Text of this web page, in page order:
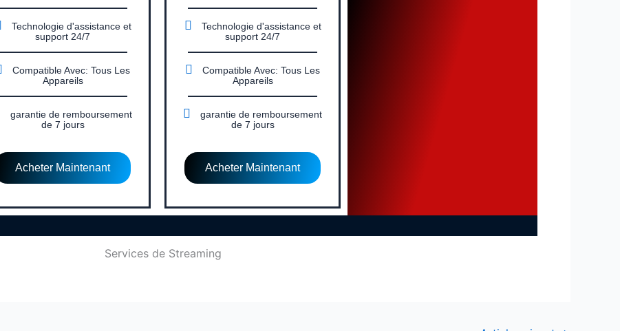
Technologie d'assistance et
support 24/7
Compatible Avec: Tous Les
Appareils
garantie de remboursement
de 7 jours
Acheter Maintenant
Technologie d'assistance et
support 24/7
Compatible Avec: Tous Les
Appareils
garantie de remboursement
de 7 jours
Acheter Maintenant